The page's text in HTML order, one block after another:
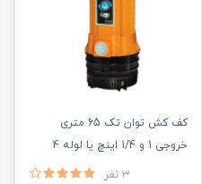
کف کش توان تک 65 متری
خروجی 1 و 1/4 اینچ یا لوله 4
3 نفر